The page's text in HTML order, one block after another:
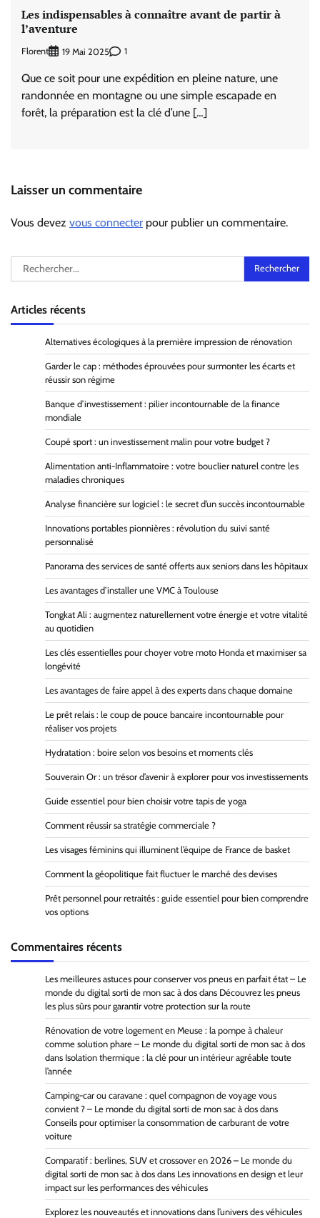
Les indispensables à connaître avant de partir à
l’aventure
Florent 19 Mai 2025 1
Que ce soit pour une expédition en pleine nature, une
randonnée en montagne ou une simple escapade en
forêt, la préparation est la clé d’une […]
Laisser un commentaire
Vous devez vous connecter pour publier un commentaire.
Rechercher :
Articles récents
Alternatives écologiques à la première impression de rénovation
Garder le cap : méthodes éprouvées pour surmonter les écarts et
réussir son régime
Banque d’investissement : pilier incontournable de la finance
mondiale
Coupé sport : un investissement malin pour votre budget ?
Alimentation anti-Inflammatoire : votre bouclier naturel contre les
maladies chroniques
Analyse financière sur logiciel : le secret d’un succès incontournable
Innovations portables pionnières : révolution du suivi santé
personnalisé
Panorama des services de santé offerts aux seniors dans les hôpitaux
Les avantages d’installer une VMC à Toulouse
Tongkat Ali : augmentez naturellement votre énergie et votre vitalité
au quotidien
Les clés essentielles pour choyer votre moto Honda et maximiser sa
longévité
Les avantages de faire appel à des experts dans chaque domaine
Le prêt relais : le coup de pouce bancaire incontournable pour
réaliser vos projets
Hydratation : boire selon vos besoins et moments clés
Souverain Or : un trésor d’avenir à explorer pour vos investissements
Guide essentiel pour bien choisir votre tapis de yoga
Comment réussir sa stratégie commerciale ?
Les visages féminins qui illuminent l’équipe de France de basket
Comment la géopolitique fait fluctuer le marché des devises
Prêt personnel pour retraités : guide essentiel pour bien comprendre
vos options
Commentaires récents
Les meilleures astuces pour conserver vos pneus en parfait état – Le
monde du digital sorti de mon sac à dos dans Découvrez les pneus
les plus sûrs pour garantir votre protection sur la route
Rénovation de votre logement en Meuse : la pompe à chaleur
comme solution phare – Le monde du digital sorti de mon sac à dos
dans Isolation thermique : la clé pour un intérieur agréable toute
l’année
Camping-car ou caravane : quel compagnon de voyage vous
convient ? – Le monde du digital sorti de mon sac à dos dans
Conseils pour optimiser la consommation de carburant de votre
voiture
Comparatif : berlines, SUV et crossover en 2026 – Le monde du
digital sorti de mon sac à dos dans Les innovations en design et leur
impact sur les performances des véhicules
Explorez les nouveautés et innovations dans l’univers des véhicules